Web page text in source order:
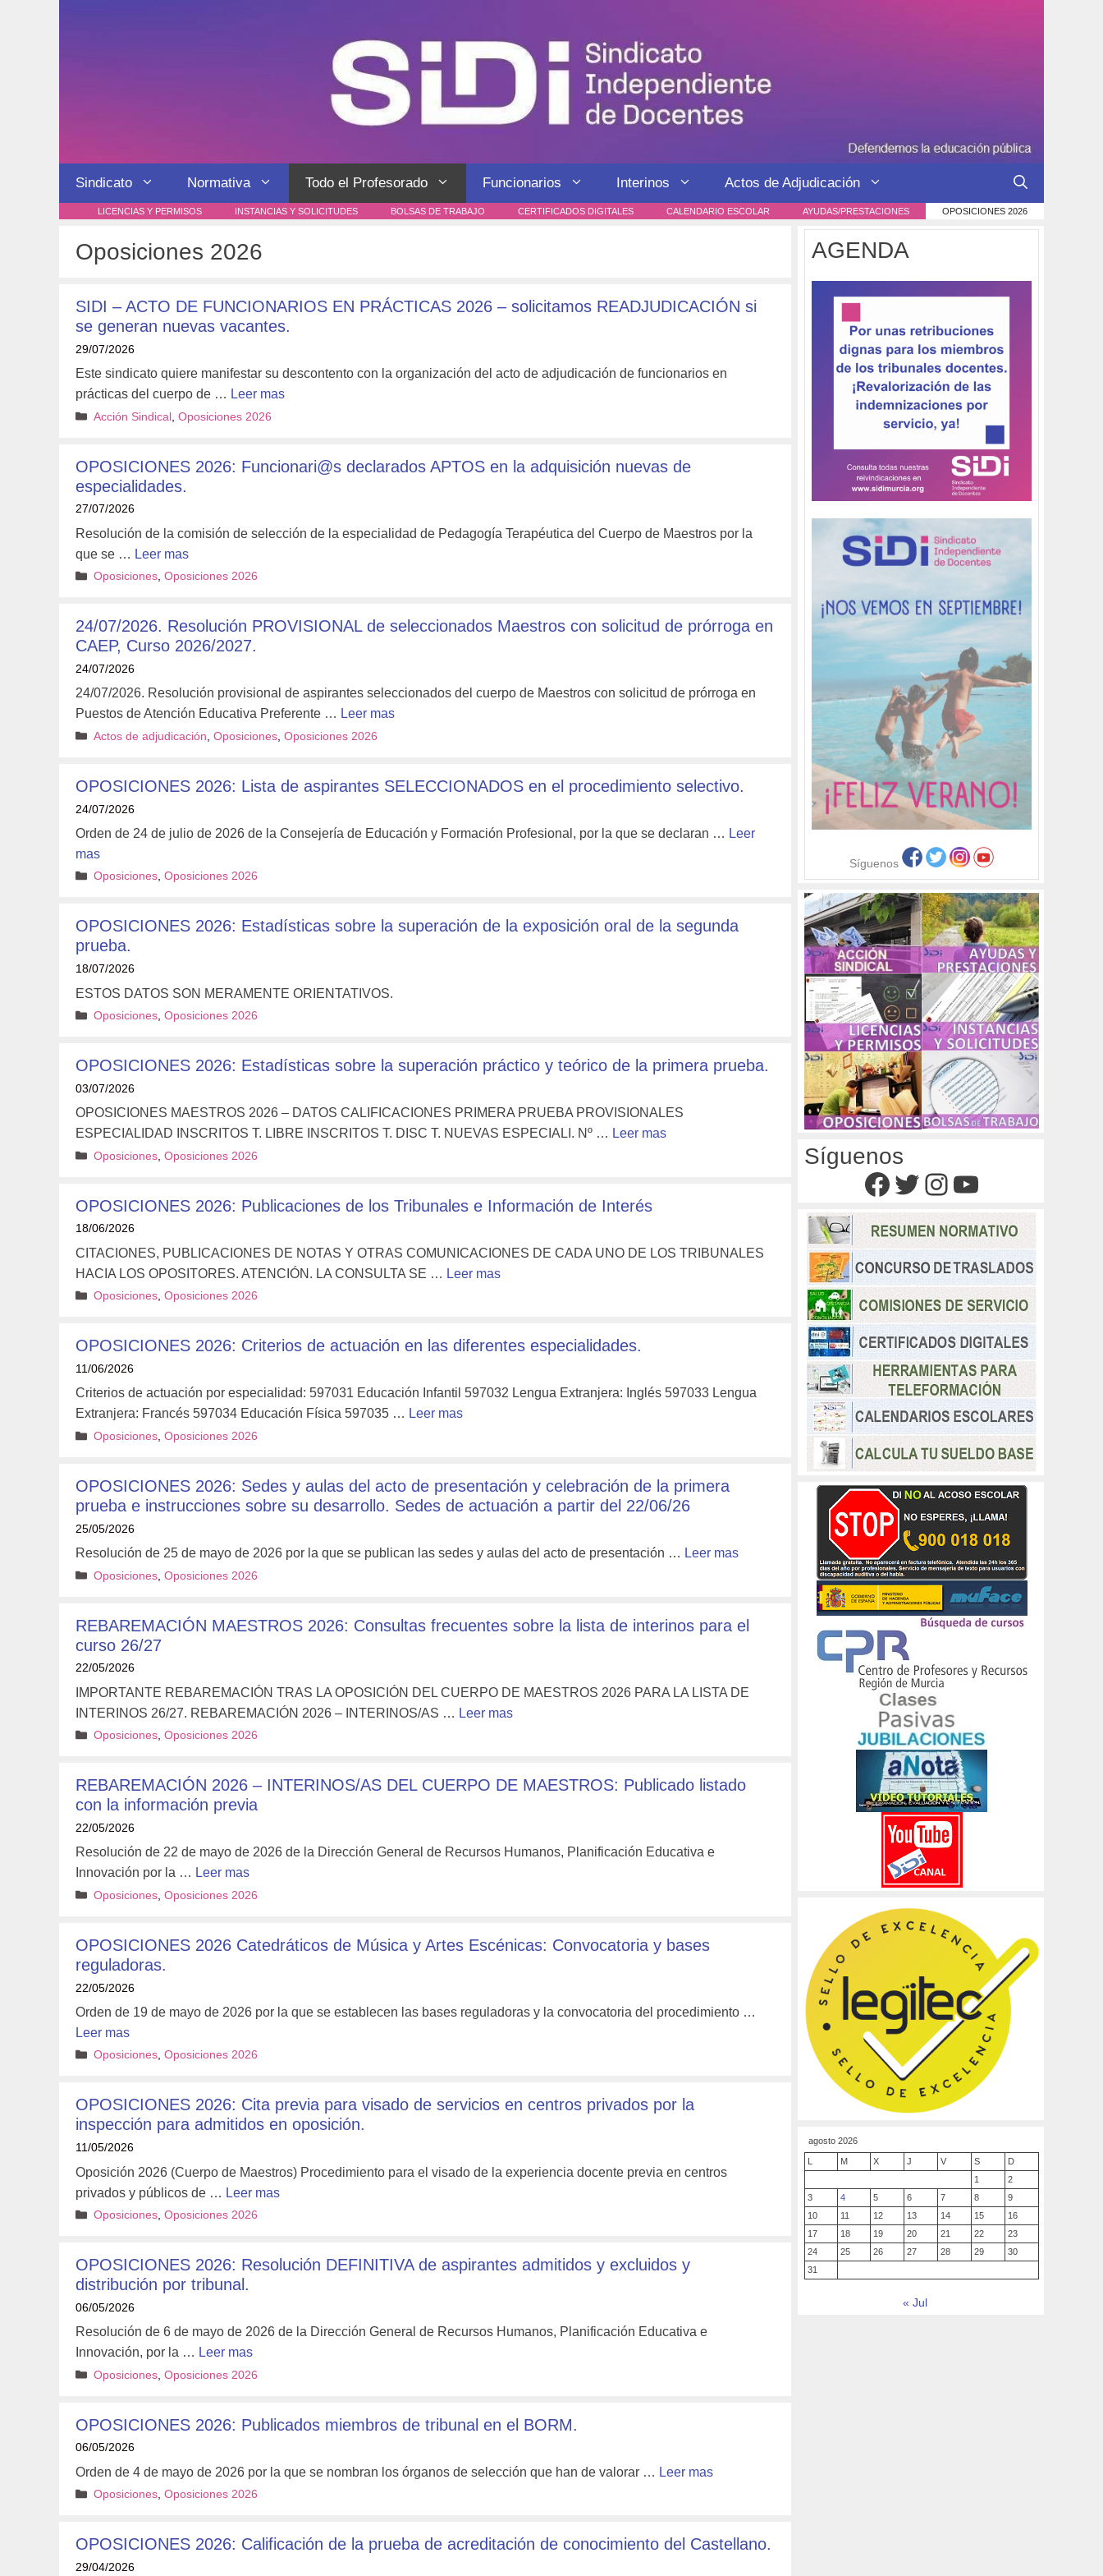
Sindicato Normativa Todo el Profesorado Funcionarios Interinos Actos de Adjudicación
LICENCIAS Y PERMISOS INSTANCIAS Y SOLICITUDES BOLSAS DE TRABAJO CERTIFICADOS DIGITALES CALENDARIO ESCOLAR AYUDAS/PRESTACIONES OPOSICIONES 2026
Oposiciones 2026
SIDI – ACTO DE FUNCIONARIOS EN PRÁCTICAS 2026 – solicitamos READJUDICACIÓN si
se generan nuevas vacantes.
29/07/2026
Este sindicato quiere manifestar su descontento con la organización del acto de adjudicación de funcionarios en
prácticas del cuerpo de … Leer mas
Categorías
Acción Sindical, Oposiciones 2026
OPOSICIONES 2026: Funcionari@s declarados APTOS en la adquisición nuevas de
especialidades.
27/07/2026
Resolución de la comisión de selección de la especialidad de Pedagogía Terapéutica del Cuerpo de Maestros por la
que se … Leer mas
Categorías
Oposiciones, Oposiciones 2026
24/07/2026. Resolución PROVISIONAL de seleccionados Maestros con solicitud de prórroga en
CAEP, Curso 2026/2027.
24/07/2026
24/07/2026. Resolución provisional de aspirantes seleccionados del cuerpo de Maestros con solicitud de prórroga en
Puestos de Atención Educativa Preferente … Leer mas
Categorías
Actos de adjudicación Oposiciones, Oposiciones 2026
OPOSICIONES 2026: Lista de aspirantes SELECCIONADOS en el procedimiento selectivo.
24/07/2026
Orden de 24 de julio de 2026 de la Consejería de Educación y Formación Profesional, por la que se declaran … Leer
mas
Categorías
Oposiciones, Oposiciones 2026
OPOSICIONES 2026: Estadísticas sobre la superación de la exposición oral de la segunda
prueba.
18/07/2026
ESTOS DATOS SON MERAMENTE ORIENTATIVOS.
Categorías
Oposiciones, Oposiciones 2026
OPOSICIONES 2026: Estadísticas sobre la superación práctico y teórico de la primera prueba.
03/07/2026
OPOSICIONES MAESTROS 2026 – DATOS CALIFICACIONES PRIMERA PRUEBA PROVISIONALES
ESPECIALIDAD INSCRITOS T. LIBRE INSCRITOS T. DISC T. NUEVAS ESPECIALI. Nº … Leer mas
Categorías
Oposiciones, Oposiciones 2026
OPOSICIONES 2026: Publicaciones de los Tribunales e Información de Interés
18/06/2026
CITACIONES, PUBLICACIONES DE NOTAS Y OTRAS COMUNICACIONES DE CADA UNO DE LOS TRIBUNALES
HACIA LOS OPOSITORES. ATENCIÓN. LA CONSULTA SE … Leer mas
Categorías
Oposiciones, Oposiciones 2026
OPOSICIONES 2026: Criterios de actuación en las diferentes especialidades.
11/06/2026
Criterios de actuación por especialidad: 597031 Educación Infantil 597032 Lengua Extranjera: Inglés 597033 Lengua
Extranjera: Francés 597034 Educación Física 597035 … Leer mas
Categorías
Oposiciones, Oposiciones 2026
OPOSICIONES 2026: Sedes y aulas del acto de presentación y celebración de la primera
prueba e instrucciones sobre su desarrollo. Sedes de actuación a partir del 22/06/26
25/05/2026
Resolución de 25 de mayo de 2026 por la que se publican las sedes y aulas del acto de presentación … Leer mas
Categorías
Oposiciones, Oposiciones 2026
REBAREMACIÓN MAESTROS 2026: Consultas frecuentes sobre la lista de interinos para el
curso 26/27
22/05/2026
IMPORTANTE REBAREMACIÓN TRAS LA OPOSICIÓN DEL CUERPO DE MAESTROS 2026 PARA LA LISTA DE
INTERINOS 26/27. REBAREMACIÓN 2026 – INTERINOS/AS … Leer mas
Categorías
Oposiciones, Oposiciones 2026
REBAREMACIÓN 2026 – INTERINOS/AS DEL CUERPO DE MAESTROS: Publicado listado
con la información previa
22/05/2026
Resolución de 22 de mayo de 2026 de la Dirección General de Recursos Humanos, Planificación Educativa e
Innovación por la … Leer mas
Categorías
Oposiciones, Oposiciones 2026
OPOSICIONES 2026 Catedráticos de Música y Artes Escénicas: Convocatoria y bases
reguladoras.
22/05/2026
Orden de 19 de mayo de 2026 por la que se establecen las bases reguladoras y la convocatoria del procedimiento …
Leer mas
Categorías
Oposiciones, Oposiciones 2026
OPOSICIONES 2026: Cita previa para visado de servicios en centros privados por la
inspección para admitidos en oposición.
11/05/2026
Oposición 2026 (Cuerpo de Maestros) Procedimiento para el visado de la experiencia docente previa en centros
privados y públicos de … Leer mas
Categorías
Oposiciones, Oposiciones 2026
OPOSICIONES 2026: Resolución DEFINITIVA de aspirantes admitidos y excluidos y
distribución por tribunal.
06/05/2026
Resolución de 6 de mayo de 2026 de la Dirección General de Recursos Humanos, Planificación Educativa e
Innovación, por la … Leer mas
Categorías
Oposiciones, Oposiciones 2026
OPOSICIONES 2026: Publicados miembros de tribunal en el BORM.
06/05/2026
Orden de 4 de mayo de 2026 por la que se nombran los órganos de selección que han de valorar … Leer mas
Categorías
Oposiciones, Oposiciones 2026
OPOSICIONES 2026: Calificación de la prueba de acreditación de conocimiento del Castellano.
29/04/2026
AGENDA
Síguenos
Síguenos
Facebook
Twitter
Instagram
YouTube
agosto 2026
L M X J V S
D
1
2
3
4 5 6 7 8
9
10
11 12 13 14 15
16
17
18 19 20 21 22
23
24
25 26 27 28 29
30
31
« Jul